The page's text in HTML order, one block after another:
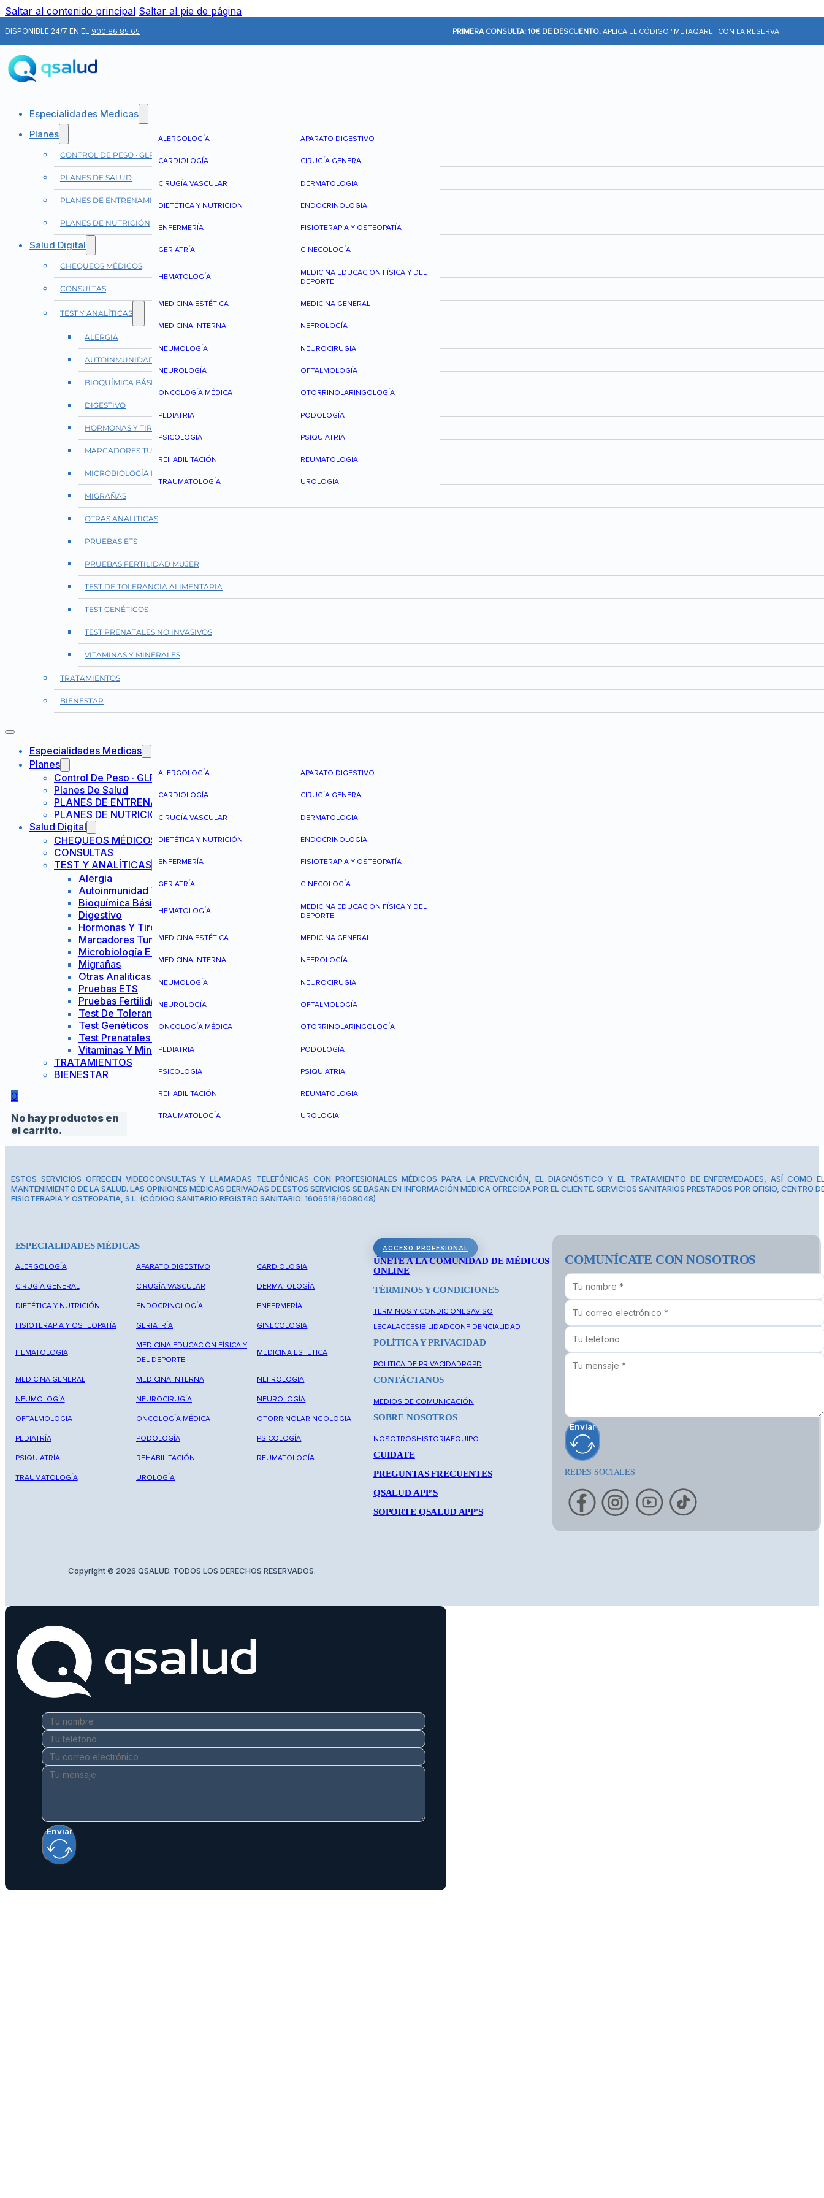
Saltar al contenido principal Saltar al pie de página
DISPONIBLE 24/7 EN EL 900 86 85 65 PRIMERA CONSULTA: 10€ DE DESCUENTO. APLICA EL CÓDIGO "METAQARE" CON LA RESERVA
Especialidades Medicas
ALERGOLOGÍA APARATO DIGESTIVO
CARDIOLOGÍA CIRUGÍA GENERAL
CIRUGÍA VASCULAR DERMATOLOGÍA
DIETÉTICA Y NUTRICIÓN ENDOCRINOLOGÍA
ENFERMERÍA FISIOTERAPIA Y OSTEOPATÍA
GERIATRÍA GINECOLOGÍA
HEMATOLOGÍA
MEDICINA EDUCACIÓN FÍSICA Y DEL
DEPORTE
MEDICINA ESTÉTICA MEDICINA GENERAL
MEDICINA INTERNA NEFROLOGÍA
NEUMOLOGÍA NEUROCIRUGÍA
NEUROLOGÍA OFTALMOLOGÍA
ONCOLOGÍA MÉDICA OTORRINOLARINGOLOGÍA
PEDIATRÍA PODOLOGÍA
PSICOLOGÍA PSIQUIATRÍA
REHABILITACIÓN REUMATOLOGÍA
TRAUMATOLOGÍA UROLOGÍA
Planes
CONTROL DE PESO · GLP-1
PLANES DE SALUD
PLANES DE ENTRENAMIENTO
PLANES DE NUTRICIÓN
Salud Digital
CHEQUEOS MÉDICOS
CONSULTAS
TEST Y ANALÍTICAS
ALERGIA
AUTOINMUNIDAD Y REUMATOLOGÍA
BIOQUÍMICA BÁSICA
DIGESTIVO
HORMONAS Y TIROIDES
MARCADORES TUMORALES
MICROBIOLOGÍA E INFECCIONES
MIGRAÑAS
OTRAS ANALITICAS
PRUEBAS ETS
PRUEBAS FERTILIDAD MUJER
TEST DE TOLERANCIA ALIMENTARIA
TEST GENÉTICOS
TEST PRENATALES NO INVASIVOS
VITAMINAS Y MINERALES
TRATAMIENTOS
BIENESTAR
Especialidades Medicas
ALERGOLOGÍA APARATO DIGESTIVO
CARDIOLOGÍA CIRUGÍA GENERAL
CIRUGÍA VASCULAR DERMATOLOGÍA
DIETÉTICA Y NUTRICIÓN ENDOCRINOLOGÍA
ENFERMERÍA FISIOTERAPIA Y OSTEOPATÍA
GERIATRÍA GINECOLOGÍA
HEMATOLOGÍA
MEDICINA EDUCACIÓN FÍSICA Y DEL
DEPORTE
MEDICINA ESTÉTICA MEDICINA GENERAL
MEDICINA INTERNA NEFROLOGÍA
NEUMOLOGÍA NEUROCIRUGÍA
NEUROLOGÍA OFTALMOLOGÍA
ONCOLOGÍA MÉDICA OTORRINOLARINGOLOGÍA
PEDIATRÍA PODOLOGÍA
PSICOLOGÍA PSIQUIATRÍA
REHABILITACIÓN REUMATOLOGÍA
TRAUMATOLOGÍA UROLOGÍA
Planes
Control De Peso · GLP-1
Planes De Salud
PLANES DE ENTRENAMIENTO
PLANES DE NUTRICIÓN
Salud Digital
CHEQUEOS MÉDICOS
CONSULTAS
TEST Y ANALÍTICAS
Alergia
Autoinmunidad Y Reumatología
Bioquímica Básica
Digestivo
Hormonas Y Tiroides
Marcadores Tumorales
Microbiología E Infecciones
Migrañas
Otras Analiticas
Pruebas ETS
Pruebas Fertilidad Mujer
Test De Tolerancia Alimentaria
Test Genéticos
Test Prenatales No Invasivos
Vitaminas Y Minerales
TRATAMIENTOS
BIENESTAR
0
No hay productos en
el carrito.
ESTOS SERVICIOS OFRECEN VIDEOCONSULTAS Y LLAMADAS TELEFÓNICAS CON PROFESIONALES MÉDICOS PARA LA PREVENCIÓN, EL DIAGNÓSTICO Y EL TRATAMIENTO DE ENFERMEDADES, ASÍ COMO
MANTENIMIENTO DE LA SALUD. LAS OPINIONES MÉDICAS DERIVADAS DE ESTOS SERVICIOS SE BASAN EN INFORMACIÓN MÉDICA OFRECIDA POR EL CLIENTE. SERVICIOS SANITARIOS PRESTADOS POR QFISIO, CENTRO
FISIOTERAPIA Y OSTEOPATIA, S.L. (CÓDIGO SANITARIO REGISTRO SANITARIO: 1606518/1608048)
ESPECIALIDADES MÉDICAS
ALERGOLOGÍA APARATO DIGESTIVO CARDIOLOGÍA
CIRUGÍA GENERAL CIRUGÍA VASCULAR DERMATOLOGÍA
DIETÉTICA Y NUTRICIÓN ENDOCRINOLOGÍA ENFERMERÍA
FISIOTERAPIA Y OSTEOPATÍA GERIATRÍA GINECOLOGÍA
HEMATOLOGÍA
MEDICINA EDUCACIÓN FÍSICA Y
DEL DEPORTE
MEDICINA ESTÉTICA
MEDICINA GENERAL MEDICINA INTERNA NEFROLOGÍA
NEUMOLOGÍA NEUROCIRUGÍA NEUROLOGÍA
OFTALMOLOGÍA ONCOLOGÍA MÉDICA OTORRINOLARINGOLOGÍA
PEDIATRÍA PODOLOGÍA PSICOLOGÍA
PSIQUIATRÍA REHABILITACIÓN REUMATOLOGÍA
TRAUMATOLOGÍA UROLOGÍA
ACCESO PROFESIONAL
ÚNETE A LA COMUNIDAD DE MÉDICOS
ONLINE
TÉRMINOS Y CONDICIONES
TERMINOS Y CONDICIONESAVISO
LEGALACCESIBILIDADCONFIDENCIALIDAD
POLÍTICA Y PRIVACIDAD
POLITICA DE PRIVACIDADRGPD
CONTÁCTANOS
MEDIOS DE COMUNICACIÓN
SOBRE NOSOTROS
NOSOTROSHISTORIAEQUIPO
CUIDATE
PREGUNTAS FRECUENTES
QSALUD APP'S
SOPORTE QSALUD APP'S
COMUNÍCATE CON NOSOTROS
Enviar
REDES SOCIALES
Copyright © 2026 QSALUD. TODOS LOS DERECHOS RESERVADOS.
Enviar